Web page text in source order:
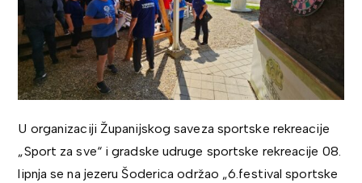
U organizaciji Županijskog saveza sportske rekreacije
„Sport za sve“ i gradske udruge sportske rekreacije 08.
lipnja se na jezeru Šoderica održao „6.festival sportske